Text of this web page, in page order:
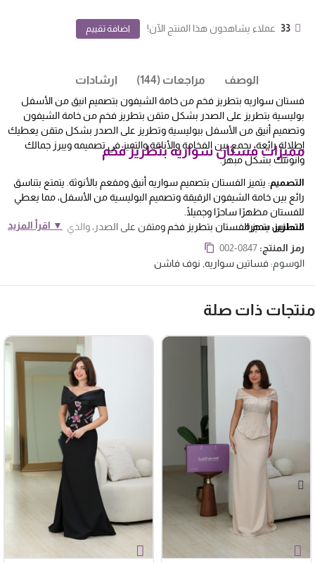
33 عملاء يشاهدون هذا المنتج الآن! اضافة تقييم
الوصف مراجعات (144) ارشادات
فستان سواريه بتطريز فخم من خامة الشيفون بتصميم انيق من الأسفل
بوليسية بتطريز على الصدر بشكل متقن بتطريز فخم من خامة الشيفون
وتصميم أنيق من الأسفل ببوليسية وتطريز على الصدر بشكل متقن يعطيك
إطلالة رائعة. يجمع بين الفخامة والأناقة والتميز في تصميمه ويبرز جمالك
وأنوثتك بشكل مبهر.
مميزات فستان سواريه بتطريز فخم
التصميم
▼ اقرأ المزيد
: يتميز الفستان بتصميم سواريه أنيق ومفعم بالأنوثة. يتمتع بتناسق
رائع بين خامة الشيفون الرقيقة وتصميم البوليسية من الأسفل، مما يعطي
للفستان مظهرًا ساحرًا وجميلًا.
التطريز: يتميز الفستان بتطريز فخم ومتقن على الصدر، والذي يضفي لمسة
من الفخامة والتميز على الفستان. يشمل التطريز استخدام الخرز، الكريستال،
الخيوط اللامعة، أو أي تفاصيل أخرى تعزز جمال الفستان وتبرز الصدر بشكل
أنيق.
الخامة: يتم استخدام خامة الشيفون الرقيقة في صنع الفستان، وهي خامة
عند الحركة، مما يضفي لمسة رومانسية وأناقة على الإطلالة.
لمسة من الفخامة والتفرد على الفستان. تتميز البوليسية بالتفاصيل الدقيقة
والتطريزات الجميلة، مما يجعل الفستان مميزًا وفريدًا في تصميمه.
فساتين سهرة
رمز المنتج:002-0847
الوسوم:فساتين سواريه, نوف فاشن
ذات صلة